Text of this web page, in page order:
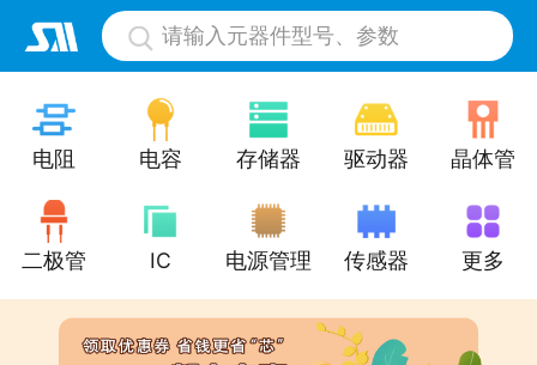
请输入元器件型号、参数
电阻 电容 存储器 驱动器 晶体管
二极管 IC 电源管理 传感器 更多